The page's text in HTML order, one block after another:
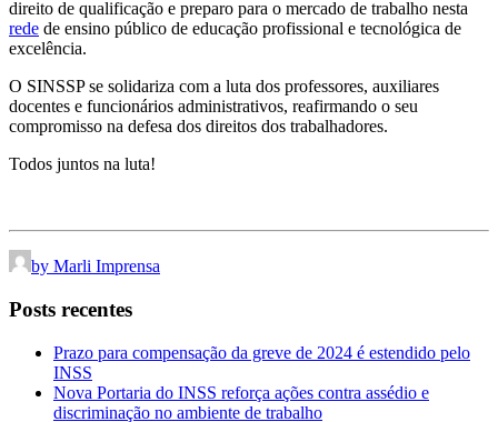
direito de qualificação e preparo para o mercado de trabalho nesta
rede de ensino público de educação profissional e tecnológica de
excelência.
O SINSSP se solidariza com a luta dos professores, auxiliares
docentes e funcionários administrativos, reafirmando o seu
compromisso na defesa dos direitos dos trabalhadores.
Todos juntos na luta!
by Marli Imprensa
Posts recentes
Prazo para compensação da greve de 2024 é estendido pelo
INSS
Nova Portaria do INSS reforça ações contra assédio e
discriminação no ambiente de trabalho